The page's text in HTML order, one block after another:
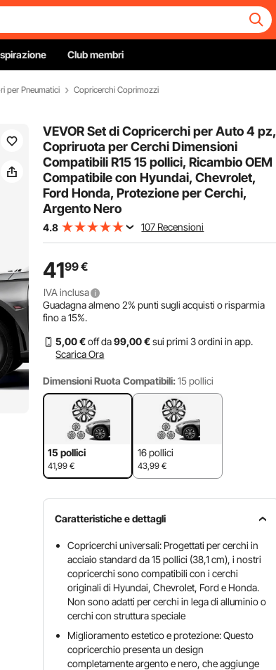
Club membri
per Pneumatici Copricerchi Coprimozzi
VEVOR Set di Copricerchi per Auto 4 pz,
Copriruota per Cerchi Dimensioni
Compatibili R15 15 pollici, Ricambio OEM
Compatibile con Hyundai, Chevrolet,
Ford Honda, Protezione per Cerchi,
Argento Nero
4.8 107 Recensioni
4199€
IVA inclusa
Guadagna almeno2% punti sugli acquisti o risparmia
fino a15%.
5,00 €off da99,00 €sui primi 3 ordini in app.
Scarica Ora
Dimensioni Ruota Compatibili: 15 pollici
15 pollici
41,99 €
16 pollici
43,99 €
Caratteristiche e dettagli
Copricerchi universali: Progettati per cerchi in
acciaio standard da 15 pollici (38,1 cm), i nostri
copricerchi sono compatibili con i cerchi
originali di Hyundai, Chevrolet, Ford e Honda.
Non sono adatti per cerchi in lega di alluminio o
cerchi con struttura speciale
Miglioramento estetico e protezione: Questo
copricerchio presenta un design
completamente argento e nero, che aggiunge